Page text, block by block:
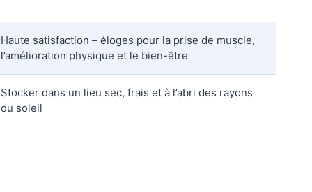
Haute satisfaction – éloges pour la prise de muscle,
l’amélioration physique et le bien-être
Stocker dans un lieu sec, frais et à l’abri des rayons
du soleil